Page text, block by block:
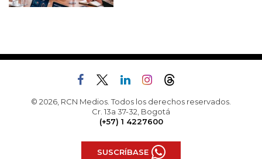
© 2026, RCN Medios. Todos los derechos reservados.
Cr. 13a 37-32, Bogotá
(+57) 1 4227600
SUSCRÍBASE